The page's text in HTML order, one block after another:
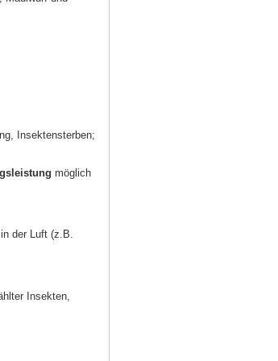
Insektensterben;
möglich
der Luft (z.B.
Insekten,